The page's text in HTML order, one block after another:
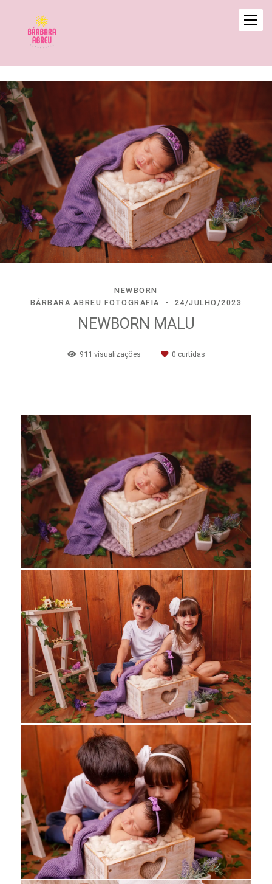
NEWBORN
BÁRBARA ABREU FOTOGRAFIA
24/JULHO/2023
NEWBORN MALU
911 visualizações 0 curtidas